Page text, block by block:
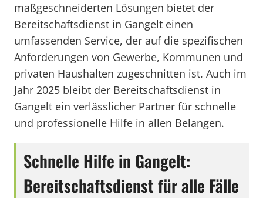
maßgeschneiderten Lösungen bietet der
Bereitschaftsdienst in Gangelt einen
umfassenden Service, der auf die spezifischen
Anforderungen von Gewerbe, Kommunen und
privaten Haushalten zugeschnitten ist. Auch im
Jahr 2025 bleibt der Bereitschaftsdienst in
Gangelt ein verlässlicher Partner für schnelle
und professionelle Hilfe in allen Belangen.
Schnelle Hilfe in Gangelt:
Bereitschaftsdienst für alle Fälle